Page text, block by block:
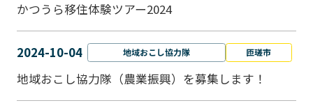
かつうら移住体験ツアー2024
2024-10-04 地域おこし協力隊 匝瑳市
地域おこし協⼒隊（農業振興）を募集します！